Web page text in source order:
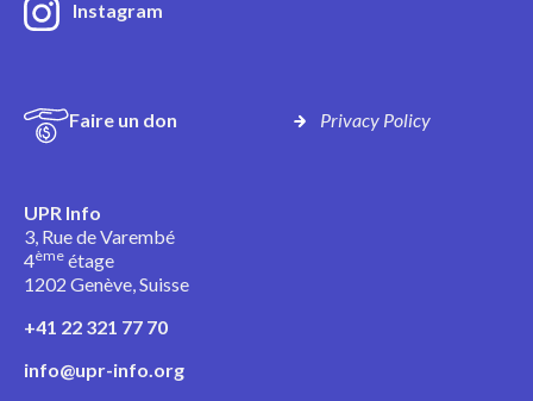
Instagram
Faire un don Privacy Policy
UPR Info
3, Rue de Varembé
4ème étage
1202 Genève, Suisse
+41 22 321 77 70
info@upr-info.org